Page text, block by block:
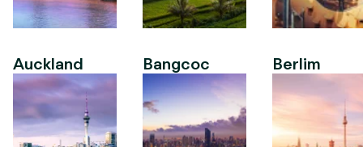
Auckland Bangcoc Berlim